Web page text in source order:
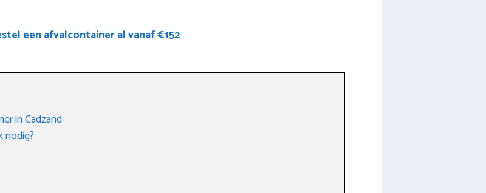
een afvalcontainer al vanaf €152
in Cadzand
nodig?